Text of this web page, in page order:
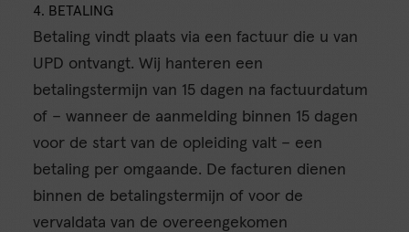
4. BETALING
Betaling vindt plaats via een factuur die u van
UPD ontvangt. Wij hanteren een
betalingstermijn van 15 dagen na factuurdatum
of – wanneer de aanmelding binnen 15 dagen
voor de start van de opleiding valt – een
betaling per omgaande. De facturen dienen
binnen de betalingstermijn of voor de
vervaldata van de overeengekomen